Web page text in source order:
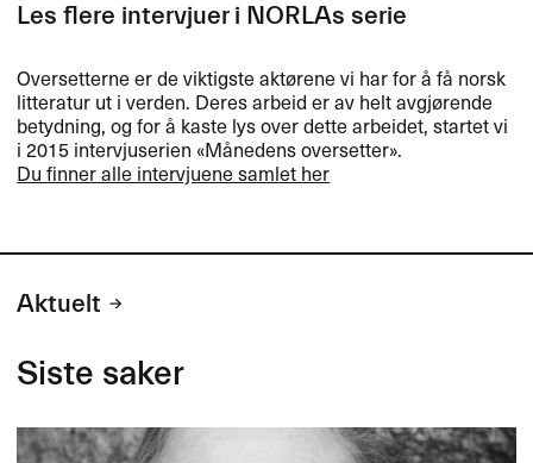
Les flere intervjuer i NORLAs serie
Oversetterne er de viktigste akt​ø​​rene vi har for ​å f​å norsk
litteratur ut i verden. Deres arbeid er av helt avgj​ø​​rende
betydning, og for ​å kaste lys over dette arbeidet, startet vi
i 2015 intervjuserien «​​M​å​​nedens oversetter​»​​​.​​
Du finner alle intervjuene samlet her
Aktuelt
Siste saker